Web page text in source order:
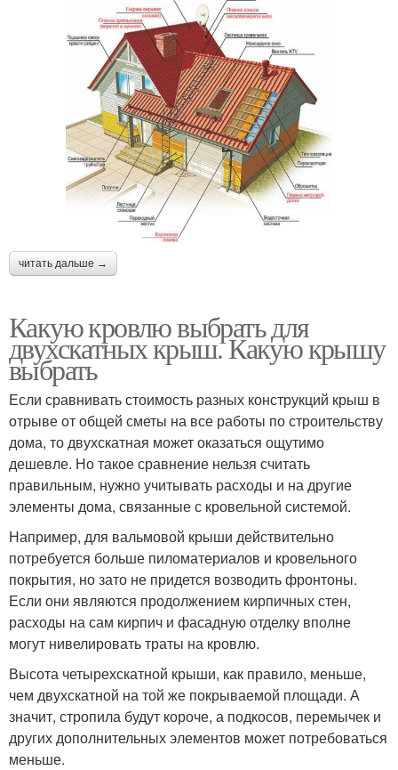
читать дальше →
Какую кровлю выбрать для
двухскатных крыш. Какую крышу
выбрать
Если сравнивать стоимость разных конструкций крыш в
отрыве от общей сметы на все работы по строительству
дома, то двухскатная может оказаться ощутимо
дешевле. Но такое сравнение нельзя считать
правильным, нужно учитывать расходы и на другие
элементы дома, связанные с кровельной системой.
Например, для вальмовой крыши действительно
потребуется больше пиломатериалов и кровельного
покрытия, но зато не придется возводить фронтоны.
Если они являются продолжением кирпичных стен,
расходы на сам кирпич и фасадную отделку вполне
могут нивелировать траты на кровлю.
Высота четырехскатной крыши, как правило, меньше,
чем двухскатной на той же покрываемой площади. А
значит, стропила будут короче, а подкосов, перемычек и
других дополнительных элементов может потребоваться
меньше.